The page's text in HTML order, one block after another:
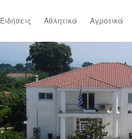
Ειδήσεις Αθλητικά Αγροτικά